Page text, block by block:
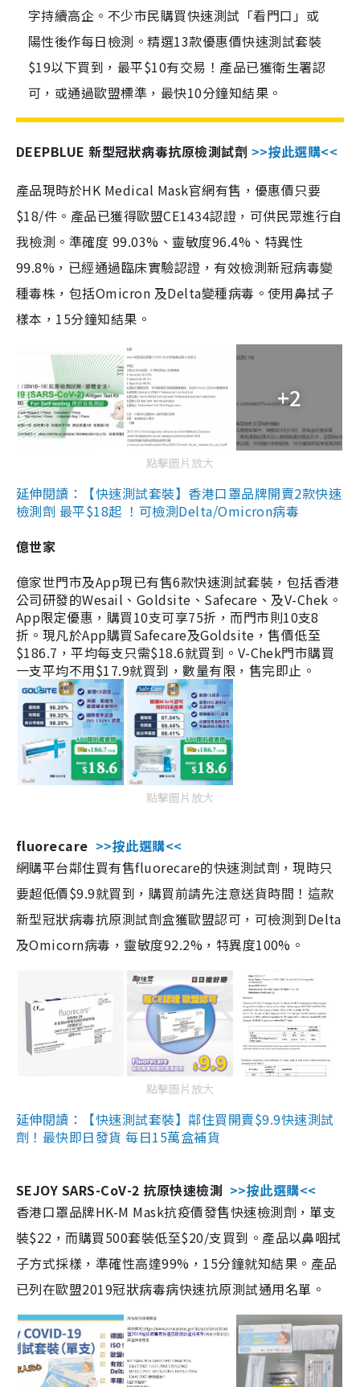
字持續高企。不少市民購買快速測試「看門口」或
陽性後作每日檢測。精選13款優惠價快速測試套裝
$19以下買到，最平$10有交易！產品已獲衛生署認
可，或通過歐盟標準，最快10分鐘知結果。
DEEPBLUE 新型冠狀病毒抗原檢測試劑 >>按此選購<<
產品現時於HK Medical Mask官網有售，優惠價只要
$18/件。產品已獲得歐盟CE1434認證，可供民眾進行自
我檢測。準確度 99.03%、靈敏度96.4%、特異性
99.8%，已經通過臨床實驗認證，有效檢測新冠病毒變
種毒株，包括Omicron 及Delta變種病毒。使用鼻拭子
樣本，15分鐘知結果。
+2
點擊圖片放大
延伸閱讀：【快速測試套裝】香港口罩品牌開賣2款快速
檢測劑 最平$18起 ！可檢測Delta/Omicron病毒
億世家
億家世門市及App現已有售6款快速測試套裝，包括香港
公司研發的Wesail、Goldsite、Safecare、及V-Chek。
App限定優惠，購買10支可享75折，而門市則10支8
折。現凡於App購買Safecare及Goldsite，售價低至
$186.7，平均每支只需$18.6就買到。V-Chek門市購買
一支平均不用$17.9就買到，數量有限，售完即止。
點擊圖片放大
fluorecare >>按此選購<<
網購平台鄰住買有售fluorecare的快速測試劑，現時只
要超低價$9.9就買到，購買前請先注意送貨時間！這款
新型冠狀病毒抗原測試劑盒獲歐盟認可，可檢測到Delta
及Omicorn病毒，靈敏度92.2%，特異度100%。
點擊圖片放大
延伸閱讀：【快速測試套裝】鄰住買開賣$9.9快速測試
劑！最快即日發貨 每日15萬盒補貨
SEJOY SARS-CoV-2 抗原快速檢測 >>按此選購<<
香港口罩品牌HK-M Mask抗疫價發售快速檢測劑，單支
裝$22，而購買500套裝低至$20/支買到。產品以鼻咽拭
子方式採樣，準確性高達99%，15分鐘就知結果。產品
已列在歐盟2019冠狀病毒病快速抗原測試通用名單。